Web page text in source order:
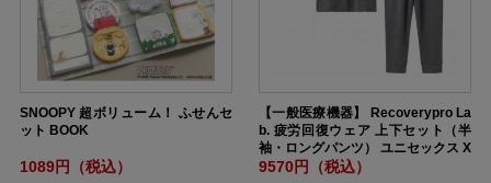
SNOOPY 超ボリューム！ ふせんセ
ット BOOK
1089円（税込）
【一般医療機器】 Recoverypro La
b. 疲労回復ウェア 上下セット（半
袖・ロングパンツ） ユニセックス X
XLサイズ DARKGRAY
9570円（税込）